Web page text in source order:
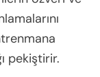
pekiştirir.